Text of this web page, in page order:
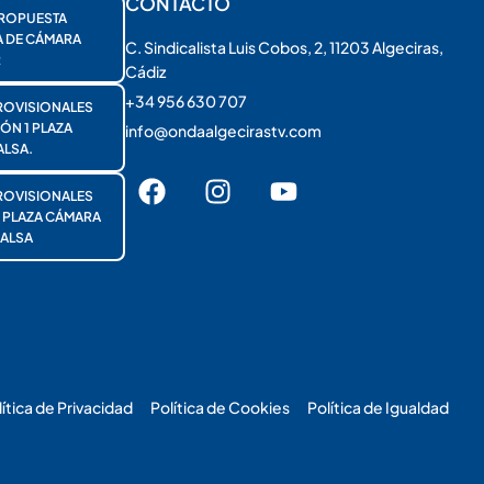
DE CÁMARA
1 PLAZA
CÁMARA
C. Sindicalista Luis Cobos, 2, 11203 Algeciras,
Cádiz
+34 956 630 707
info@ondaalgecirastv.com
de Privacidad Política de Cookies Política de Igualdad